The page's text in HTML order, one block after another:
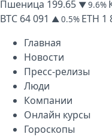
Пшеница 199.65 ▼ 9.6%
BTC 64 091 ▲ 0.5% ETH 1
Главная
Новости
Пресс-релизы
Люди
Компании
Онлайн курсы
Гороскопы